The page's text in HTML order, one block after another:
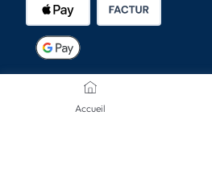
Accueil
MODES D'ENVOI